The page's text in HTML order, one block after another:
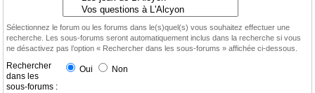
Sélectionnez le forum ou les forums dans le(s)quel(s) vous souhaitez effectuer une
recherche. Les sous-forums seront automatiquement inclus dans la recherche si vous
ne désactivez pas l’option « Rechercher dans les sous-forums » affichée ci-dessous.
Rechercher
dans les
sous-forums :
Oui Non